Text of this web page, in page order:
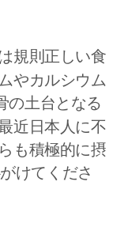
規則正しい食
やカルシウム
の土台となる
近日本人に不
も積極的に摂
けてくださ